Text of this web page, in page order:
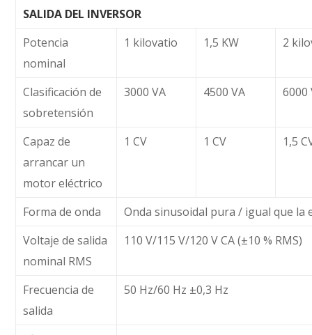
SALIDA DEL INVERSOR
Potencia
nominal
1 kilovatio 1,5 KW 2
Clasificación de
sobretensión
3000 VA 4500 VA 6000
Capaz de
arrancar un
motor eléctrico
1 CV 1 CV 1,5
Forma de onda
Onda sinusoidal pura / igual que la
Voltaje de salida
nominal RMS
110 V/115 V/120 V CA (±10 % RMS)
Frecuencia de
salida
50 Hz/60 Hz ±0,3 Hz